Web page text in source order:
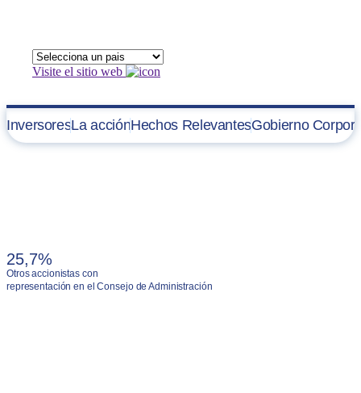
Visite el sitio web
InversoresLa acciónHechos RelevantesGobierno
25,7%
Otros accionistas con
representación en el Consejo de Administración